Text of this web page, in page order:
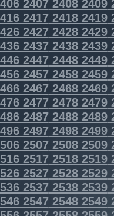
240724082409
241724182419
242724282429
243724382439
244724482449
245724582459
246724682469
247724782479
248724882489
249724982499
250725082509
251725182519
252725282529
253725382539
254725482549